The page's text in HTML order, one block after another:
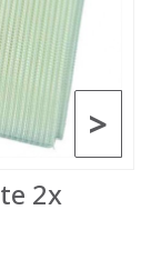
>
2x